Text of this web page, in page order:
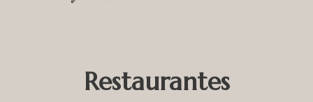
Restaurantes